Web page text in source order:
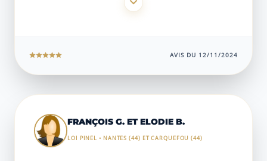
interlocuteurs que j’avais pu rencontrer. J’ai pu
recherche et à mon budget.
suivi assuré après l’achat : accompagnement
dans les relations avec le constructeur et
des travaux, visites de chantier avec compte-
rendu en photos/vidéos, conseils précis pour les
démarches fiscales, sans compter une très
AVIS DU 12/11/2024
FRANÇOIS G. ET ELODIE B.
LOI PINEL • NANTES (44) ET CARQUEFOU (44)